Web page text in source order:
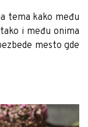
tema kako među
i među onima
mesto gde